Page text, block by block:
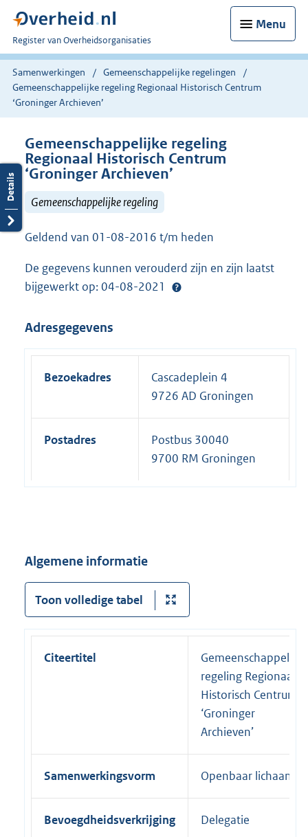
Menu
U
bent
nu
hier:
Register van Overheidsorganisaties
Samenwerkingen
Gemeenschappelijke regelingen
Gemeenschappelijke regeling Regionaal Historisch Centrum
‘Groninger Archieven’
Gemeenschappelijke regeling
Regionaal Historisch Centrum
‘Groninger Archieven’
Gemeenschappelijke regeling
Geldend van 01-08-2016 t/m heden
De gegevens kunnen verouderd zijn en zijn laatst
bijgewerkt op: 04-08-2021
Adresgegevens
Bezoekadres
Cascadeplein 4
9726 AD Groningen
Postadres
Postbus 30040
9700 RM Groningen
Algemene informatie
Toon volledige tabel
Citeertitel
Gemeenschappelijke
regeling Regionaal
Historisch Centrum
‘Groninger
Archieven’
Samenwerkingsvorm Openbaar lichaam
Bevoegdheidsverkrijging Delegatie